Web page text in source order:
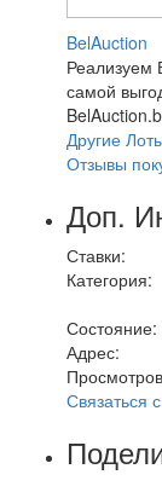
BelAuction
Реализуем
самой
Другие
Отзывы
Доп.
Ставки:
Категория:
Состояние:
Адрес:
Связаться